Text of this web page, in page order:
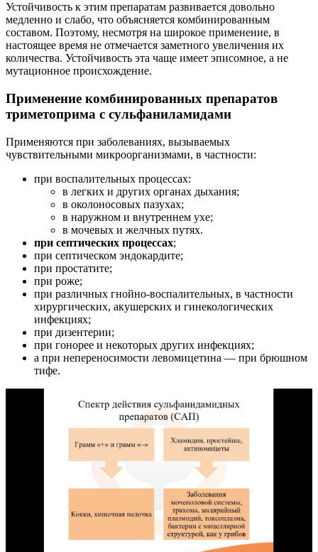
Устойчивость к этим препаратам развивается довольно
медленно и слабо, что объясняется комбинированным
составом. Поэтому, несмотря на широкое применение, в
настоящее время не отмечается заметного увеличения их
количества. Устойчивость эта чаще имеет эписомное, а не
мутационное происхождение.
Применение комбинированных препаратов
триметоприма с сульфаниламидами
Применяются при заболеваниях, вызываемых
чувствительными микроорганизмами, в частности:
при воспалительных процессах:
в легких и других органах дыхания;
в околоносовых пазухах;
в наружном и внутреннем ухе;
в мочевых и желчных путях.
при септических процессах;
при септическом эндокардите;
при простатите;
при роже;
при различных гнойно-воспалительных, в частности
хирургических, акушерских и гинекологических
инфекциях;
при дизентерии;
при гонорее и некоторых других инфекциях;
а при непереносимости левомицетина — при брюшном
тифе.